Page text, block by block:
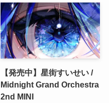
【発売中】星街すいせい /
Midnight Grand Orchestra
2nd MINI